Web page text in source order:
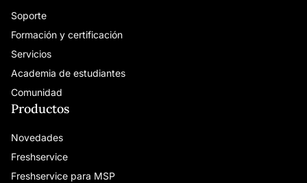
Soporte
Formación y certificación
Servicios
Academia de estudiantes
Comunidad
Productos
Novedades
Freshservice
Freshservice para MSP